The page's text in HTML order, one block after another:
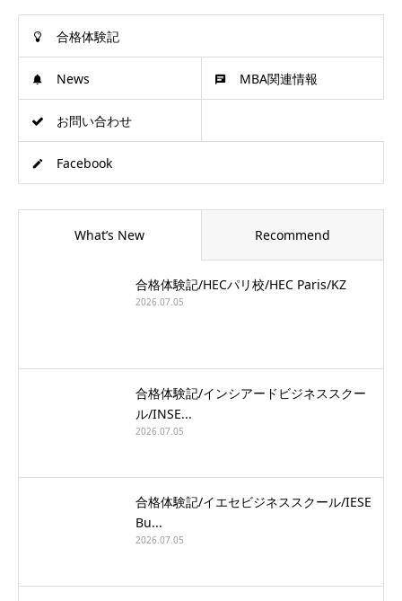
合格体験記
News MBA関連情報
お問い合わせ
Facebook
What’s New Recommend
合格体験記/HECパリ校/HEC Paris/KZ
2026.07.05
合格体験記/インシアードビジネススクー
ル/INSE...
2026.07.05
合格体験記/イエセビジネススクール/IESE
Bu...
2026.07.05